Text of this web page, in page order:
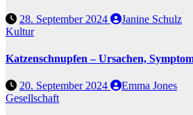
28. September 2024
Janine Schulz
Kultur
Katzenschnupfen – Ursachen,
20. September 2024
Emma Jones
Gesellschaft